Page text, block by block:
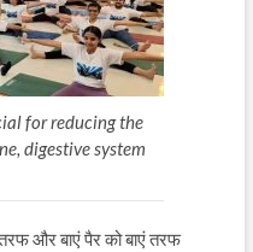
for reducing the
digestive system
तरफ और बाएं पैर को बाएं तरफ